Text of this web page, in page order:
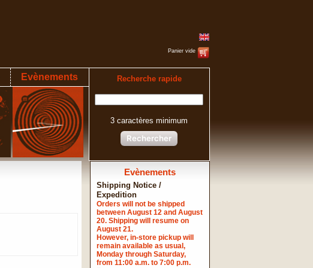
Panier vide
Evènements Recherche rapide
3 caractères minimum
Rechercher
Evènements
Shipping Notice /
Expedition
Orders will not be shipped
between August 12 and August
20. Shipping will resume on
August 21.
However, in-store pickup will
remain available as usual,
Monday through Saturday,
from 11:00 a.m. to 7:00 p.m.